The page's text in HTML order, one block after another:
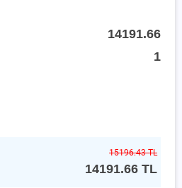
14191.66
1
15196.43 TL
14191.66 TL